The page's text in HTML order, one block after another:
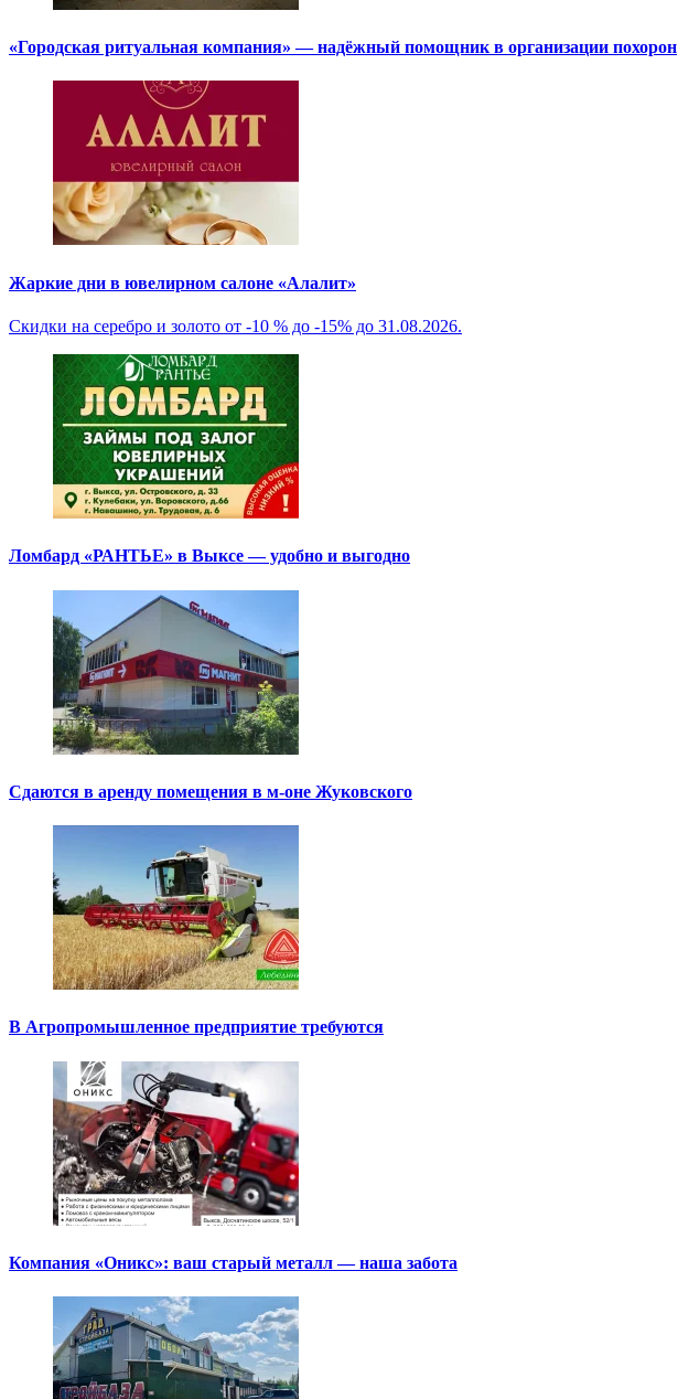
«Городская ритуальная компания» — надёжный помощник в организации похорон
Жаркие дни в ювелирном салоне «Алалит»
Скидки на серебро и золото от -10 % до -15% до 31.08.2026.
Ломбард «РАНТЬЕ» в Выксе — удобно и выгодно
Сдаются в аренду помещения в м-оне Жуковского
В Агропромышленное предприятие требуются
Компания «Оникс»: ваш старый металл — наша забота